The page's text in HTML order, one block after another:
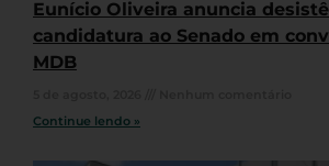
Eunício Oliveira anuncia
candidatura ao Senado em
MDB
Continue lendo »